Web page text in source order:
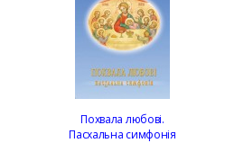
Похвала любові.
Пасхальна симфонія